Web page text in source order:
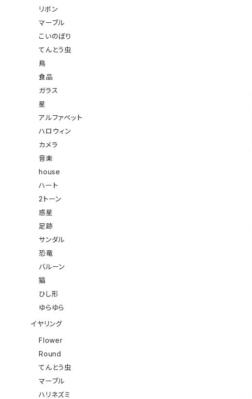
リボン
マーブル
こいのぼり
てんとう虫
鳥
食品
ガラス
星
アルファベット
ハロウィン
カメラ
音楽
house
ハート
2トーン
惑星
足跡
サンダル
恐竜
バルーン
猫
ひし形
ゆらゆら
イヤリング
Flower
Round
てんとう虫
マーブル
ハリネズミ